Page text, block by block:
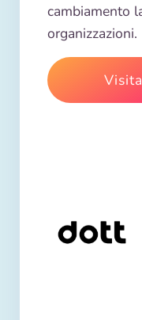
cambiamento
organizzazioni.